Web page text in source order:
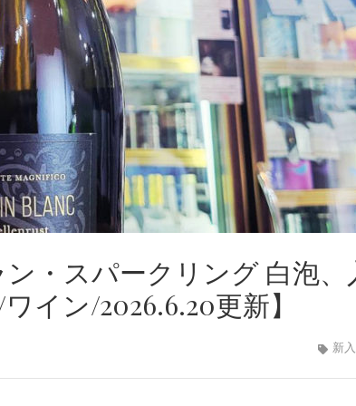
・スパークリング 白泡、
イン/2026.6.20更新】
新